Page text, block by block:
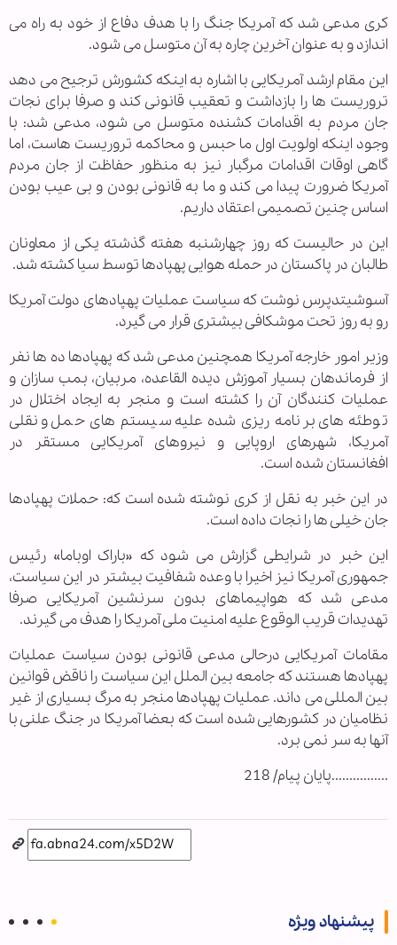
کری مدعی شد که آمریکا جنگ را با هدف دفاع از خود به راه می
اندازد و به عنوان آخرین چاره به آن متوسل می شود.
این مقام ارشد آمریکایی با اشاره به اینکه کشورش ترجیح می دهد
تروریست ها را بازداشت و تعقیب قانونی کند و صرفا برای نجات
جان مردم به اقدامات کشنده متوسل می شود، مدعی شد: با
وجود اینکه اولویت اول ما حبس و محاکمه تروریست هاست، اما
گاهی اوقات اقدامات مرگبار نیز به منظور حفاظت از جان مردم
آمریکا ضرورت پیدا می کند و ما به قانونی بودن و بی عیب بودن
اساس چنین تصمیمی اعتقاد داریم.
این در حالیست که روز چهارشنبه هفته گذشته یکی از معاونان
طالبان در پاکستان در حمله هوایی پهپادها توسط سیا کشته شد.
آسوشیتدپرس نوشت که سیاست عملیات پهپادهای دولت آمریکا
رو به روز تحت موشکافی بیشتری قرار می گیرد.
وزیر امور خارجه آمریکا همچنین مدعی شد که پهپادها ده ها نفر
از فرماندهان بسیار آموزش دیده القاعده، مربیان، بمب سازان و
عملیات کنندگان آن را کشته است و منجر به ایجاد اختلال در
توطئه های برنامه ریزی شده علیه سیستم های حمل و نقلی
آمریکا، شهرهای اروپایی و نیروهای آمریکایی مستقر در
افغانستان شده است.
در این خبر به نقل از کری نوشته شده است که: حملات پهپادها
جان خیلی ها را نجات داده است.
این خبر در شرایطی گزارش می شود که «باراک اوباما» رئیس
جمهوری آمریکا نیز اخیرا با وعده شفافیت بیشتر در این سیاست،
مدعی شد که هواپیماهای بدون سرنشین آمریکایی صرفا
تهدیدات قریب الوقوع علیه امنیت ملی آمریکا را هدف می گیرند.
مقامات آمریکایی درحالی مدعی قانونی بودن سیاست عملیات
پهپادها هستند که جامعه بین الملل این سیاست را ناقض قوانین
بین المللی می داند. عملیات پهپادها منجر به مرگ بسیاری از غیر
نظامیان در کشورهایی شده است که بعضا آمریکا در جنگ علنی با
آنها به سر نمی برد.
................پایان پیام/ 218
پیشنهاد ویژه